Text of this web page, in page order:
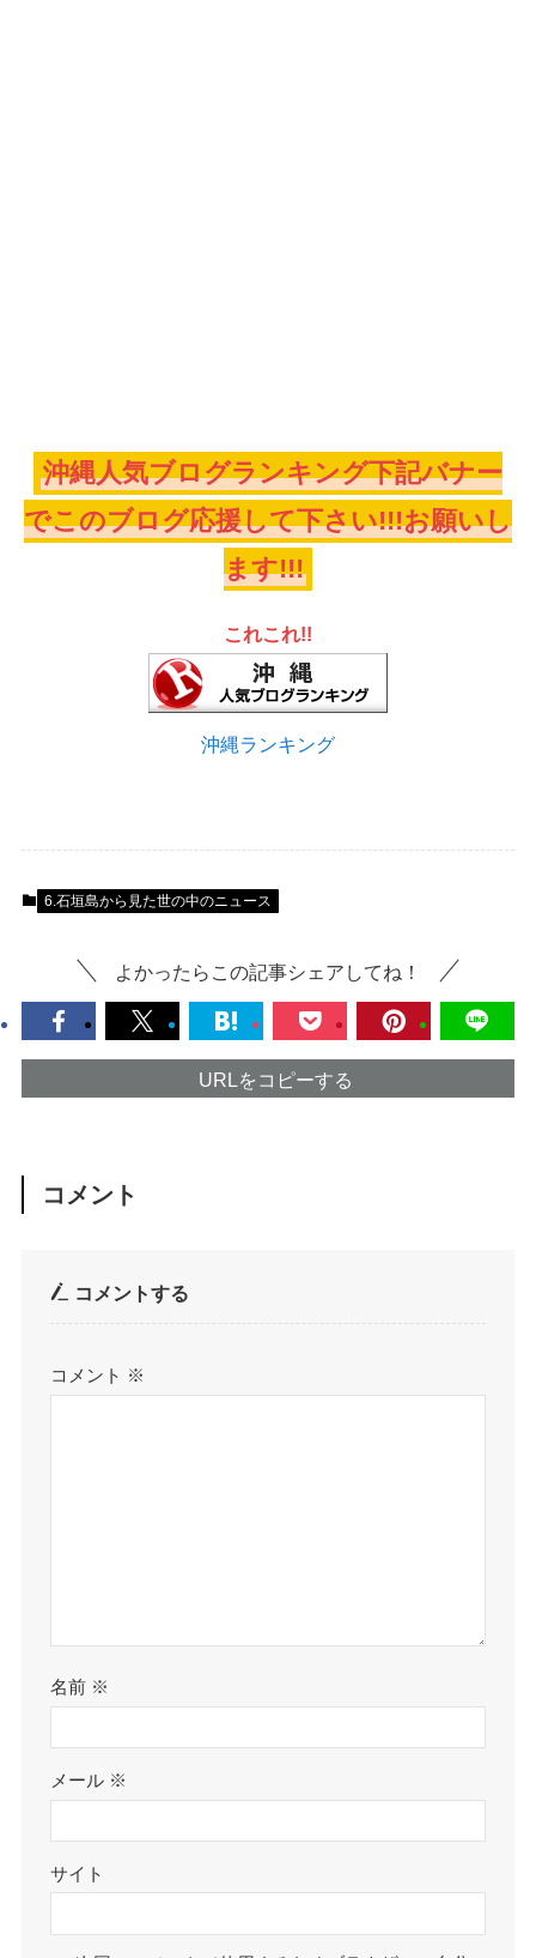
沖縄人気ブログランキング下記バナー
でこのブログ応援して下さい!!!お願いし
ます!!!
これこれ!!
沖縄ランキング
6.石垣島から見た世の中のニュース
よかったらこの記事シェアしてね！
URLをコピーする
コメント
コメントする
コメント ※
名前 ※
メール ※
サイト